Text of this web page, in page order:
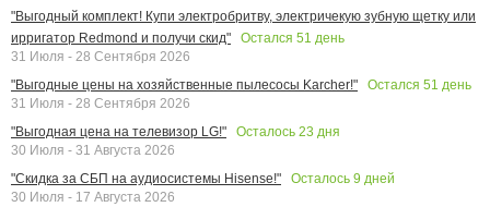
"Выгодный комплект! Купи электробритву, электричекую зубную щетку или
ирригатор Redmond и получи скид"
Остался 51 день
31 Июля - 28 Сентября 2026
"Выгодные цены на хозяйственные пылесосы Karcher!"
Остался 51 день
31 Июля - 28 Сентября 2026
"Выгодная цена на телевизор LG!"
Осталось 23 дня
30 Июля - 31 Августа 2026
"Скидка за СБП на аудиосистемы Hisense!"
Осталось 9 дней
30 Июля - 17 Августа 2026